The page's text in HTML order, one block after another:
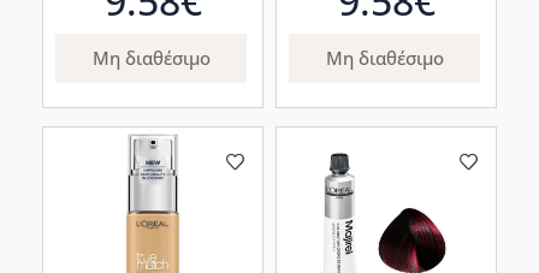
Μη διαθέσιμο Μη διαθέσιμο